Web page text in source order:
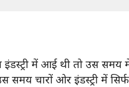
में आई थी तो उस समय
समय चारों ओर इंडस्ट्री में